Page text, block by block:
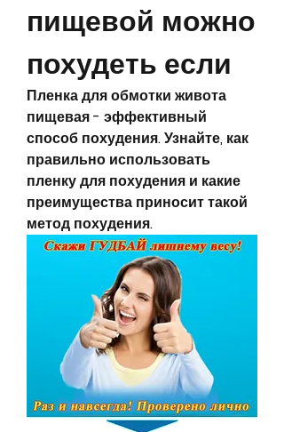
пищевой можно
похудеть если
Пленка для обмотки живота
пищевая - эффективный
способ похудения. Узнайте, как
правильно использовать
пленку для похудения и какие
преимущества приносит такой
метод похудения.